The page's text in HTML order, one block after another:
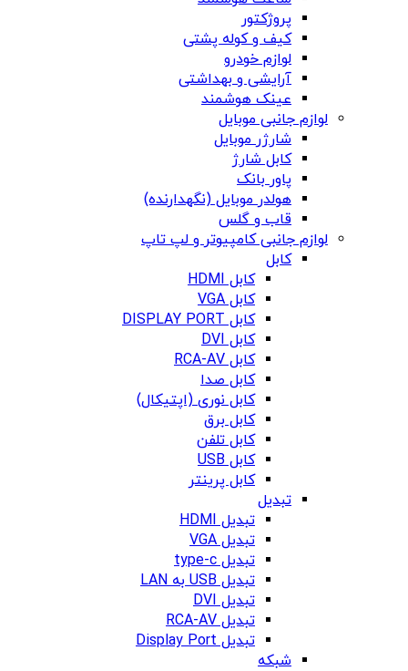
پروژکتور
کیف و کوله پشتی
لوازم خودرو
آرایشی و بهداشتی
عینک هوشمند
لوازم جانبی موبایل
شارژر موبایل
کابل شارژ
پاور بانک
هولدر موبایل (نگهدارنده)
قاب و گلس
لوازم جانبی کامپیوتر و لپ تاپ
کابل
کابل HDMI
کابل VGA
کابل DISPLAY PORT
کابل DVI
کابل RCA-AV
کابل صدا
کابل نوری (اپتیکال)
کابل برق
کابل تلفن
کابل USB
کابل پرینتر
تبدیل
تبدیل HDMI
تبدیل VGA
تبدیل type-c
تبدیل USB به LAN
تبدیل DVI
تبدیل RCA-AV
تبدیل Display Port
شبکه